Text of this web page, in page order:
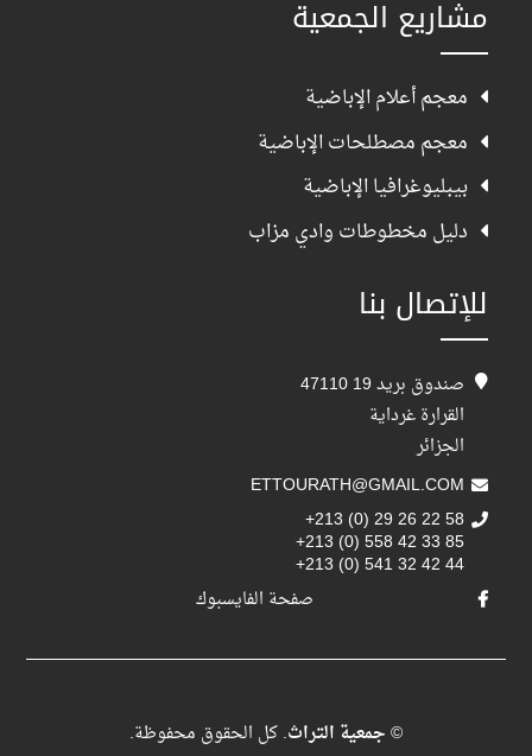
مشاريع الجمعية
معجم أعلام الإباضية
معجم مصطلحات الإباضية
بيبليوغرافيا الإباضية
دليل مخطوطات وادي مزاب
للإتصال بنا
صندوق بريد 19 47110
القرارة غرداية
الجزائر
ETTOURATH@GMAIL.COM
+213 (0) 29 26 22 58
+213 (0) 558 42 33 85
+213 (0) 541 32 42 44
صفحة الفايسبوك
©جمعية التراث. كل الحقوق محفوظة.